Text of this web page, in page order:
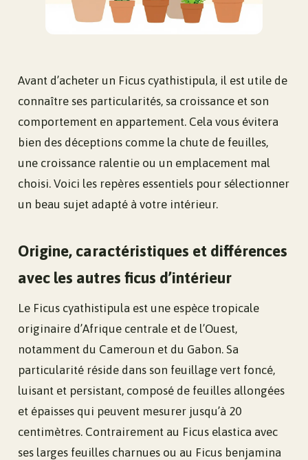
Avant d’acheter un Ficus cyathistipula, il est utile de
connaître ses particularités, sa croissance et son
comportement en appartement. Cela vous évitera
bien des déceptions comme la chute de feuilles,
une croissance ralentie ou un emplacement mal
choisi. Voici les repères essentiels pour sélectionner
un beau sujet adapté à votre intérieur.
Origine, caractéristiques et différences
avec les autres ficus d’intérieur
Le Ficus cyathistipula est une espèce tropicale
originaire d’Afrique centrale et de l’Ouest,
notamment du Cameroun et du Gabon. Sa
particularité réside dans son feuillage vert foncé,
luisant et persistant, composé de feuilles allongées
et épaisses qui peuvent mesurer jusqu’à 20
centimètres. Contrairement au Ficus elastica avec
ses larges feuilles charnues ou au Ficus benjamina